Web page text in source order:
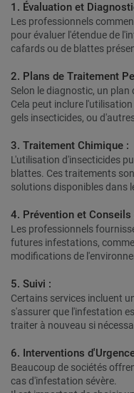
1. Évaluation et
Les professionnels
pour évaluer l'étendue de
cafards ou de blattes
2. Plans de Traitement
Selon le diagnostic, un
Cela peut inclure
gels insecticides, ou
3. Traitement Chimique :
L'utilisation d'insecticides
blattes. Ces traitements
solutions disponibles dans
4. Prévention et Conseils
Les professionnels
futures infestations,
modifications de
5. Suivi :
Certains services incluent
s'assurer que l'infestation
traiter à nouveau si
6. Interventions
Beaucoup de sociétés
cas d'infestation sévère.